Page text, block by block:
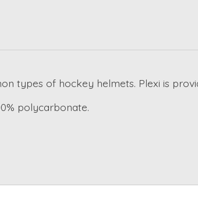
types of hockey helmets. Plexi is
polycarbonate.